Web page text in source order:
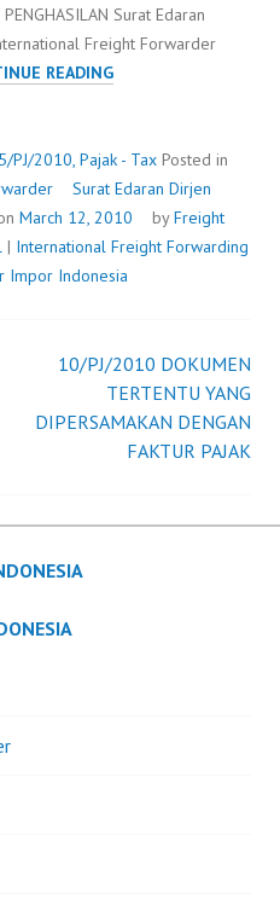
Surat Edaran
Freight Forwarder
READINGSURAT
PAJAK,
SE
–
35/PJ/2010,
PJ/2010, Pajak - Tax Posted in
Surat Edaran Dirjen
March 12, 2010 byFreight
| International Freight Forwarding
Impor Indonesia
10/PJ/2010 DOKUMEN
TERTENTU YANG
DIPERSAMAKAN DENGAN
FAKTUR PAJAK